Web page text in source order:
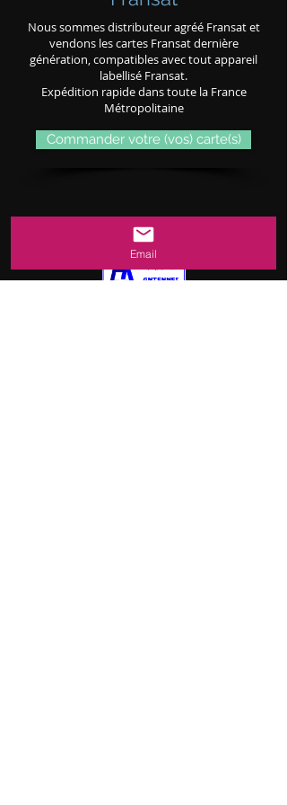
Nous sommes distributeur agréé Fransat et
vendons les cartes Fransat dernière
génération, compatibles avec tout appareil
labellisé Fransat.
Expédition rapide dans toute la France
Métropolitaine
Commander votre (vos) carte(s)
Email